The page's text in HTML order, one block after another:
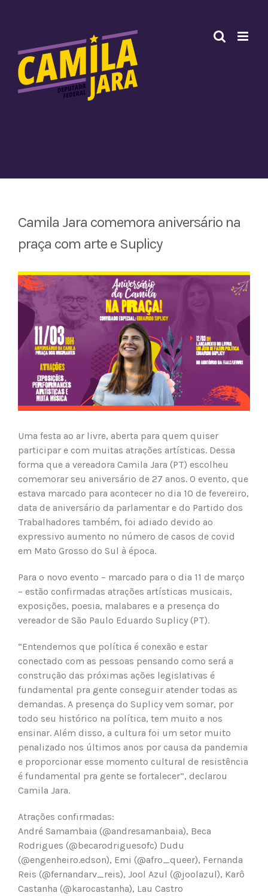
conteúdo
Camila Jara comemora aniversário na
praça com arte e Suplicy
View
Larger
Image
Uma festa ao ar livre, aberta para quem quiser
participar e com muitas atrações artísticas. Dessa
forma que a vereadora Camila Jara (PT) escolheu
comemorar seu aniversário de 27 anos. O evento, que
estava marcado para acontecer no dia 10 de fevereiro,
data de aniversário da parlamentar e do Partido dos
Trabalhadores também, foi adiado devido ao
expressivo aumento no número de casos de covid
em Mato Grosso do Sul à época.
Para o novo evento – marcado para o dia 11 de março
– estão confirmadas atrações artísticas musicais,
exposições, poesia, malabares e a presença do
vereador de São Paulo Eduardo Suplicy (PT).
“Entendemos que política é conexão e estar
conectado com as pessoas pensando como será a
construção das próximas ações legislativas é
fundamental pra gente conseguir atender todas as
demandas. A presença do Suplicy vem somar, por
todo seu histórico na política, tem muito a nos
ensinar. Além disso, a cultura foi um setor muito
penalizado nos últimos anos por causa da pandemia
e proporcionar esse momento cultural de resistência
é fundamental pra gente se fortalecer”, declarou
Camila Jara.
Atrações confirmadas:
André Samambaia (@andresamanbaia), Beca
Rodrigues (@becarodriguesofc) Dudu
(@engenheiro.edson), Emi (@afro_queer), Fernanda
Reis (@fernandarv_reis), Jool Azul (@joolazul), Karô
Castanha (@karocastanha), Lau Castro